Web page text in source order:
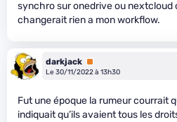
synchro sur onedrive ou nextcloud
changerait rien a mon workflow.
darkjack Premium
Le 30/11/2022 à 13h30
Fut une époque la rumeur courrait
indiquait qu’ils avaient tous les